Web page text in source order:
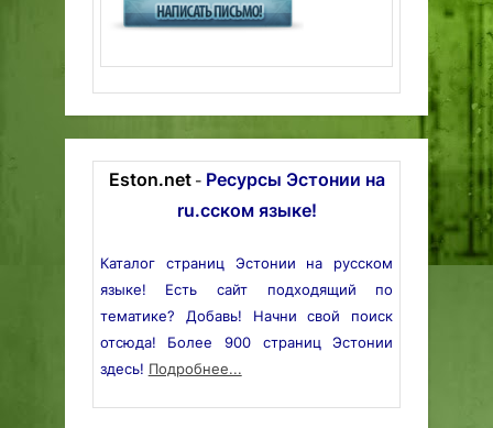
Eston.net- Ресурсы Эстонии на
ru.сском языке!
Каталог страниц Эстонии на русском
языке! Есть сайт подходящий по
тематике? Добавь! Начни свой поиск
отсюда! Более 900 страниц Эстонии
здесь! Подробнее...